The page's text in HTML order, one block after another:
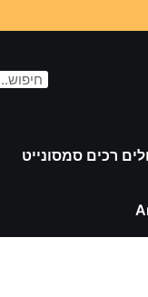
רכים סמסונייט